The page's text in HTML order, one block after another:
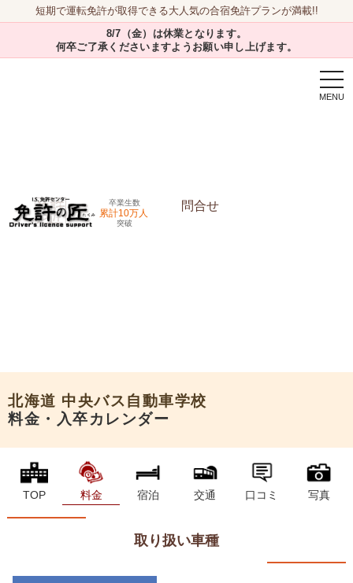
短期で運転免許が取得できる大人気の合宿免許プランが満載!!
8/7（金）は休業となります。
何卒ご了承くださいますようお願い申し上げます。
卒業生数
累計10万人
突破
問合せ
北海道 中央バス自動車学校
料金・入卒カレンダー
TOP 料金 宿泊 交通 口コミ 写真
取り扱い車種